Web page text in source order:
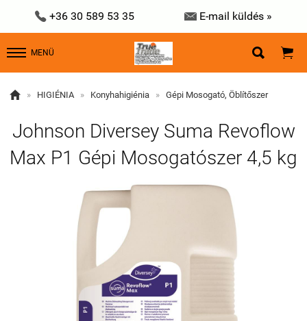
 +36 30 589 53 35  E-mail küldés »
MENÜ  
 » HIGIÉNIA » Konyhahigiénia » Gépi Mosogató, Öblítőszer
Johnson Diversey Suma Revoflow
Max P1 Gépi Mosogatószer 4,5 kg